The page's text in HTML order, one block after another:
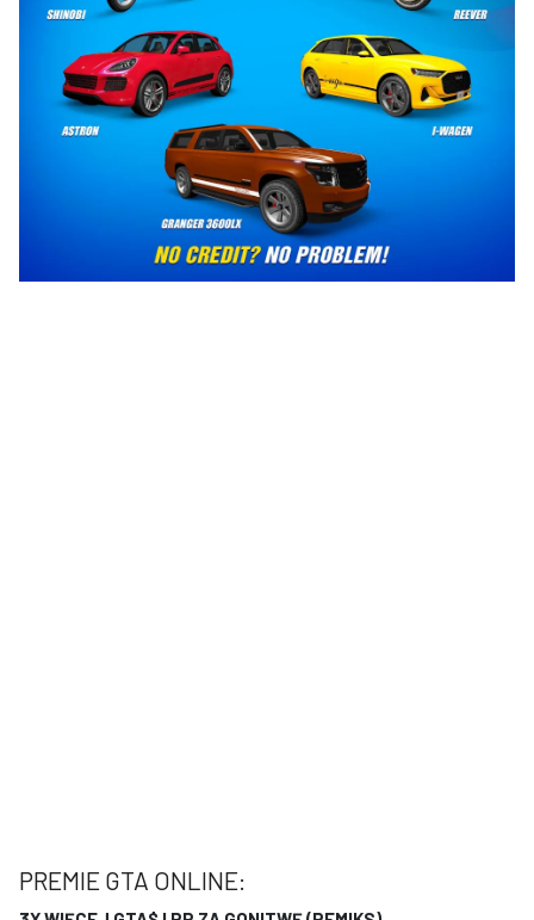
PREMIE GTA ONLINE: